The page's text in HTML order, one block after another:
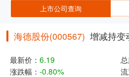
上市公司查询
海德股份(000567) 增减持变
最新价： 6.19
涨跌幅： -0.80%